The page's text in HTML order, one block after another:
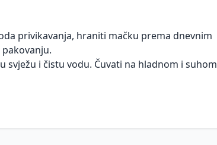
privikavanja, hraniti mačku prema dnevnim
svježu i čistu vodu. Čuvati na hladnom i suhom